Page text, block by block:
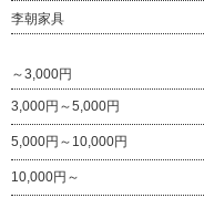
李朝家具
～3,000円
3,000円～5,000円
5,000円～10,000円
10,000円～